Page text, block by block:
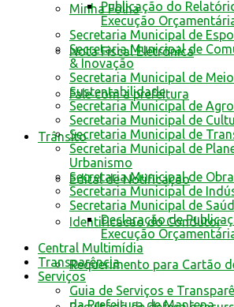
Minha Folha
Nota Fiscal Eletrônica
Fale com a prefeitura
Trânsito
Edital de Notificação
Identificacao do Condutor
Requerimento para Cartão
Publicação do
Execução
Secretaria Municipal de
Secretaria Municipal de
& Inovação
Secretaria Municipal de
Sustentabilidade
Secretaria Municipal de
Secretaria Municipal de
Secretaria Municipal de
Secretaria Municipal de
Urbanismo
Secretaria Municipal de
Secretaria Municipal de
Secretaria Municipal de
Declaração de
Execução
Central Multimídia
Transparência
Serviços
Guia de Serviços e